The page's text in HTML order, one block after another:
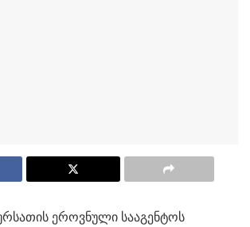
ეროვნული სააგენტოს